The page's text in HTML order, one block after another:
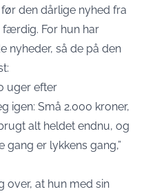
den dårlige nyhed fra
færdig. For hun har
nyheder, så de på den
uger efter
igen: Små 2.000 kroner,
alt heldet endnu, og
gang er lykkens gang,”
over, at hun med sin